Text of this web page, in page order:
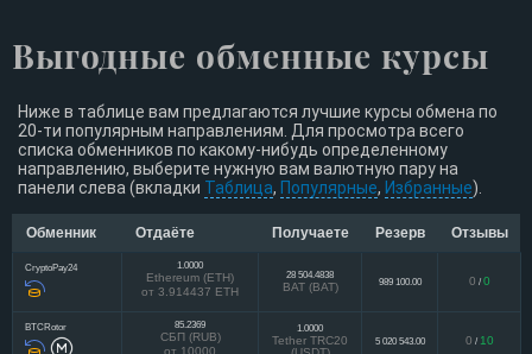
Выгодные обменные курсы
Ниже в таблице вам предлагаются лучшие курсы обмена по
20-ти популярным направлениям. Для просмотра всего
списка обменников по какому-нибудь определенному
направлению, выберите нужную вам валютную пару на
панели слева (вкладки Таблица, Популярные, Избранные).
Обменник Отдаёте Получаете Резерв Отзывы
CryptoPay24 1.0000
Ethereum (ETH)
от 3.914437 ETH
28 504.4838
BAT (BAT) 989 100.00 0 / 0
BTCRotor 85.2369
СБП (RUB)
от 10000
1.0000
Tether TRC20
5 020 543.00 0 / 10